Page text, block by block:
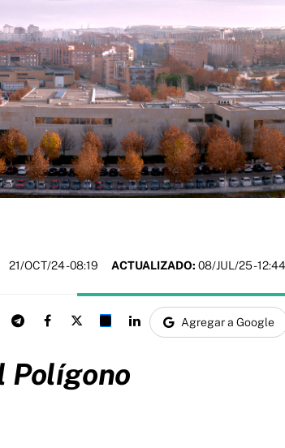
21/OCT/24- 08:19 ACTUALIZADO: 08/JUL/25 - 12:44
Agregar a Google
Polígono